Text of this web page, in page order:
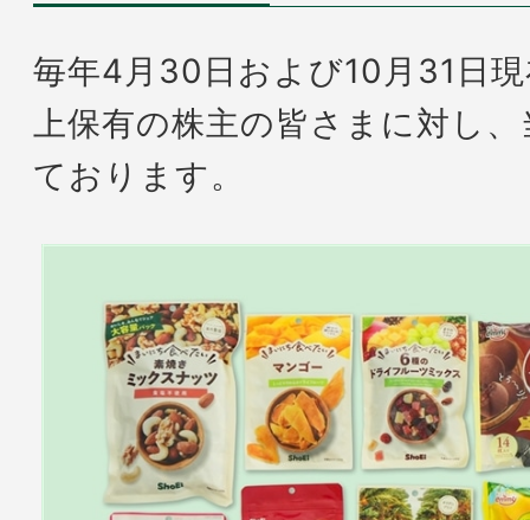
毎年4月30日および10月31日
上保有の株主の皆さまに対し
ております。